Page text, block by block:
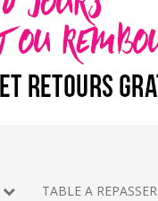
TABLE A REPASSER